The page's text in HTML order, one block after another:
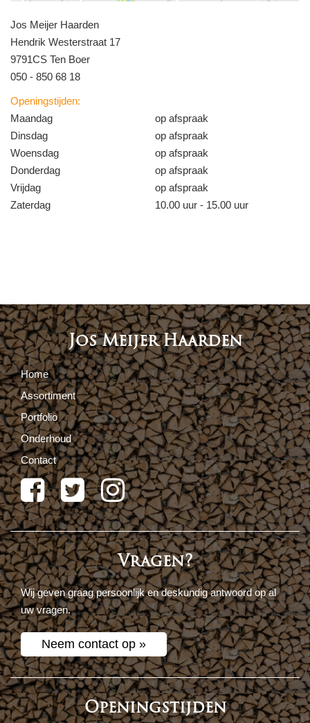
Jos Meijer Haarden
Hendrik Westerstraat 17
9791CS Ten Boer
050 - 850 68 18
Openingstijden:
Maandag
op afspraak
Dinsdag
op afspraak
Woensdag
op afspraak
Donderdag
op afspraak
Vrijdag
op afspraak
Zaterdag
10.00 uur - 15.00 uur
Jos Meijer Haarden
Home
Assortiment
Portfolio
Onderhoud
Contact
Vragen?
Wij geven graag persoonlijk en deskundig antwoord op al
uw vragen.
Neem contact op »
Openingstijden